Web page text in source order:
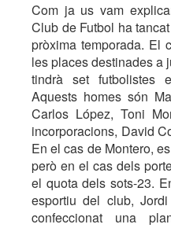
Com ja us vam
Club de Futbol ha
pròxima temporada. El
les places destinades a
tindrà set futbolistes
Aquests homes són
Carlos López, Toni
incorporacions, David
En el cas de Montero,
però en el cas dels
el quota dels sots-23.
esportiu del club,
confeccionat una